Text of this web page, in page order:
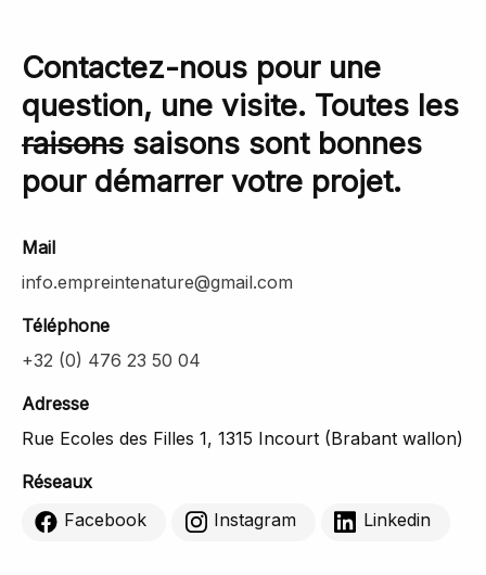
Contactez-nous pour une
question, une visite. Toutes les
raisons saisons sont bonnes
pour démarrer votre projet.
Mail
info.empreintenature@gmail.com
Téléphone
+32 (0) 476 23 50 04
Adresse
Rue Ecoles des Filles 1, 1315 Incourt (Brabant wallon)
Réseaux
Facebook
Instagram Linkedin